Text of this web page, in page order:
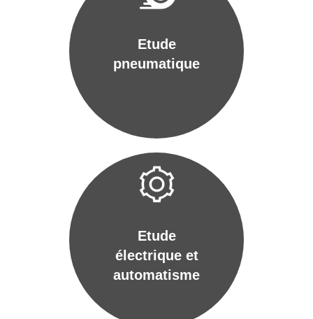
Etude
pneumatique
Etude
électrique et
automatisme